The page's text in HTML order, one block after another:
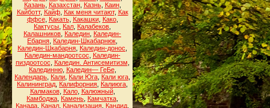
Казань, Казахстан, Казнь, Каин,
Кайботт, Кайф, Как меня читают, Как
ффсе, Какать, Какашки, Како,
Кактусы Кал Калабеков
Калашников Каледин Каледин-
Ебарня Каледин-Шкабарнюк
Каледин-Шкабарня Каледин-донос
Каледин-мандоотсос
Каледин-
пиздоотсос
Каледин. Антисемитизм
Калединню, Каледин— ГеБе,
Календарь Кали Кали Юга Кали юга
Калининград Калифорния Калиюга
Калмаков, Кало, Калюжный,
Камбоджа Камень Камчатка
Канада Канал Канализация Кандид